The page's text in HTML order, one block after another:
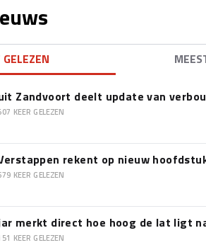
Zandvoort deelt update van
KEER GELEZEN
rekent op nieuw
KEER GELEZEN
merkt direct hoe hoog de lat ligt
KEER GELEZEN